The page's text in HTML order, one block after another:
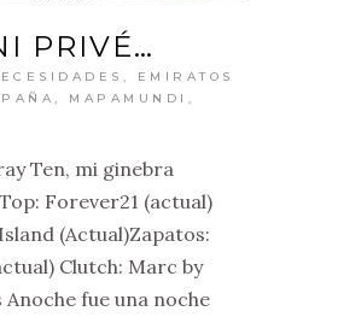
PRIVÉ…
,
EMIRATOS
, MAPAMUNDI ,
Ten, mi ginebra
Forever21 (actual)
(Actual)Zapatos:
Clutch: Marc by
Anoche fue una noche